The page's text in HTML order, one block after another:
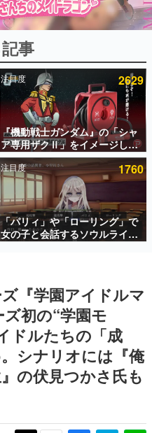
ンキング
ページビュー数万以上！ などな
、電ファミ渾身の“殿堂入り”記
の方々に製作時のエピソードをお
ない。『赫本』は、〈試験問題〉
説集です。
ム市場を担う若きクリエイター達
ち
事
注目度 2629
『機動戦士ガンダム』の「シャ
ア専用ザクⅡ」をイメージした
散水ホースリールが予約開始。
本体にはシャアのパーソナルマ
ークやジオン公国軍のエンブレ
ム、型式番号などを配置
注目度 1760
「パリィ」や「ローリング」で
女の子と会話するソウルライク
恋愛ゲーム『小早川さんはソウ
『学園アイドルマ
初の“学園モ
ドルたちの「成
シナリオには『俺
の伏見つかさ氏も